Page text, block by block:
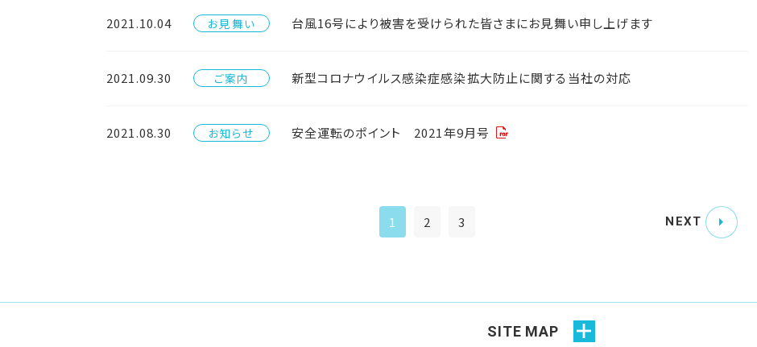
2021.10.04 お見舞い 台風16号により被害を受けられた皆さまにお見舞い申し上げます
2021.09.30 ご案内 新型コロナウイルス感染症感染拡大防止に関する当社の対応
2021.08.30 お知らせ 安全運転のポイント 2021年9月号
1 2 3 NEXT
SITE MAP